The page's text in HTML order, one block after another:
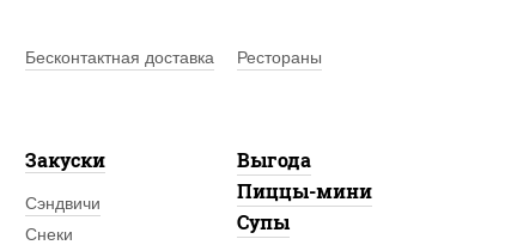
Бесконтактная доставка
Рестораны
Закуски
Сэндвичи
Снеки
Выгода
Пиццы-мини
Супы